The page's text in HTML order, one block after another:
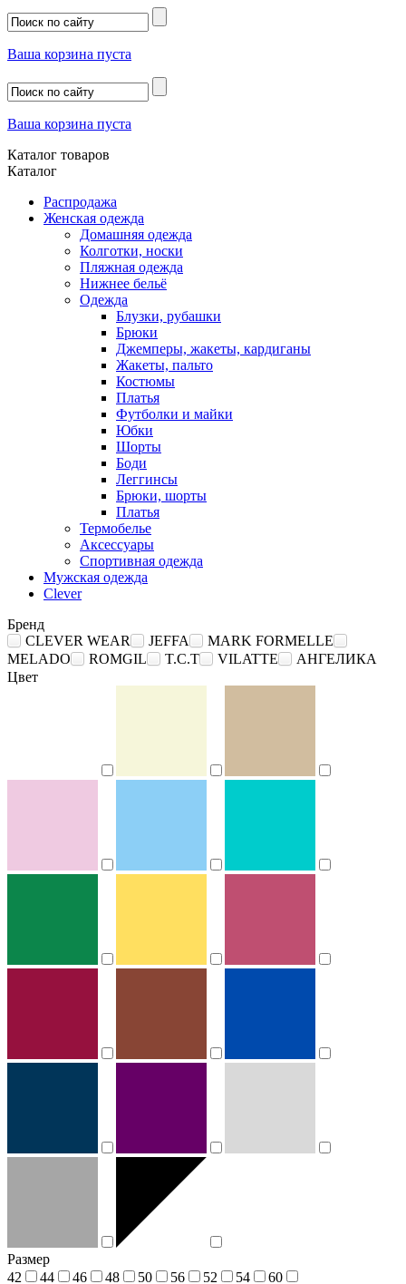
Ваша корзина пуста
Ваша корзина пуста
Каталог товаров
Каталог
Распродажа
Женская одежда
Домашняя одежда
Колготки, носки
Пляжная одежда
Нижнее бельё
Одежда
Блузки, рубашки
Брюки
Джемперы, жакеты, кардиганы
Жакеты, пальто
Костюмы
Платья
Футболки и майки
Юбки
Шорты
Боди
Леггинсы
Брюки, шорты
Платья
Термобелье
Аксессуары
Спортивная одежда
Мужская одежда
Clever
Бренд
CLEVER WEAR
JEFFA
MARK FORMELLE
MELADO
ROMGIL T.C.T VILATTE
АНГЕЛИКА
Цвет
Размер
42
44 46 48 50 56 52 54 60